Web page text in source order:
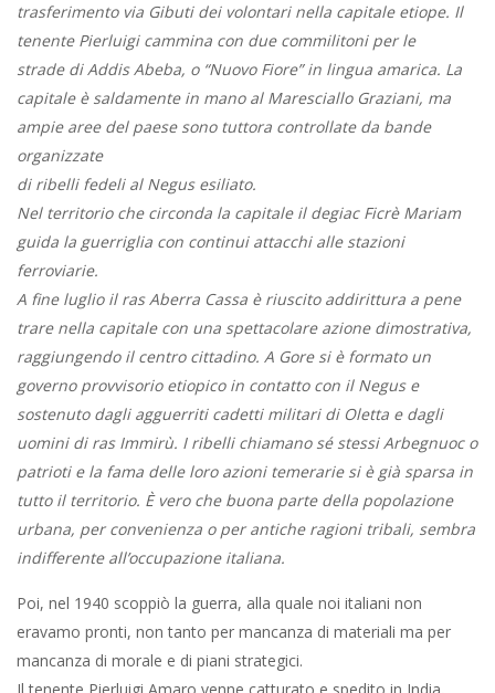
trasferimento via Gibuti dei volontari nella capitale etiope. Il
tenente Pierluigi cammina con due commilitoni per le
strade di Addis Abeba, o “Nuovo Fiore” in lingua amarica. La
capitale è saldamente in mano al Maresciallo Graziani, ma
ampie aree del paese sono tuttora controllate da bande
organizzate
di ribelli fedeli al Negus esiliato.
Nel territorio che circonda la capitale il degiac Ficrè Mariam
guida la guerriglia con continui attacchi alle stazioni
ferroviarie.
A fine luglio il ras Aberra Cassa è riuscito addirittura a pene
trare nella capitale con una spettacolare azione dimostrativa,
raggiungendo il centro cittadino. A Gore si è formato un
governo provvisorio etiopico in contatto con il Negus e
sostenuto dagli agguerriti cadetti militari di Oletta e dagli
uomini di ras Immirù. I ribelli chiamano sé stessi Arbegnuoc o
patrioti e la fama delle loro azioni temerarie si è già sparsa in
tutto il territorio. È vero che buona parte della popolazione
urbana, per convenienza o per antiche ragioni tribali, sembra
indifferente all’occupazione italiana.
Poi, nel 1940 scoppiò la guerra, alla quale noi italiani non
eravamo pronti, non tanto per mancanza di materiali ma per
mancanza di morale e di piani strategici.